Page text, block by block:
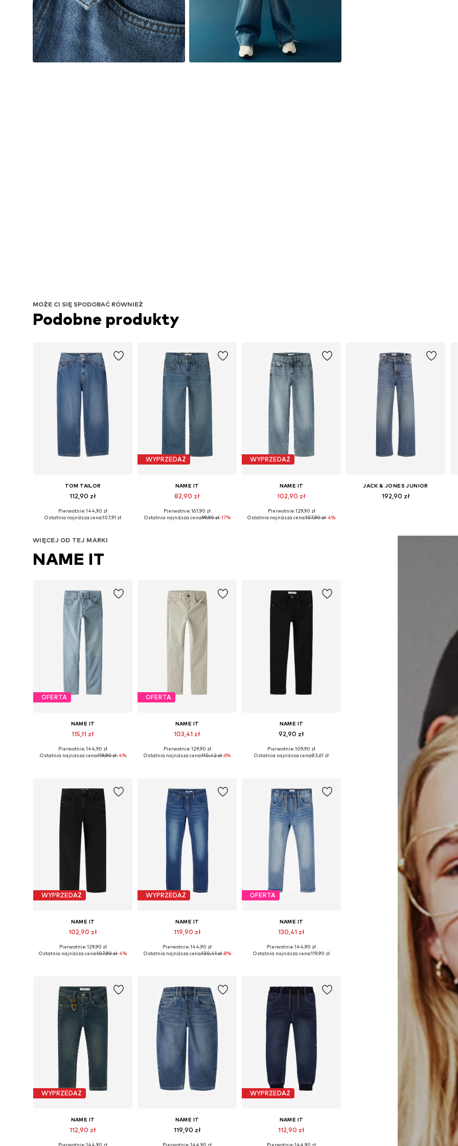
MOŻE CI SIĘ SPODOBAĆ RÓWNIEŻ
Podobne produkty
TOM TAILOR
112,90 zł
Dostępne w różnych rozmiarach
Pierwotnie: 144,90 zł
Ostatnia najniższa cena:107,91 zł
WYPRZEDAŻ
NAME IT
82,90 zł
Dostępne w różnych rozmiarach
Pierwotnie: 167,90 zł
Ostatnia najniższa cena:99,90 zł-17%
WYPRZEDAŻ
NAME IT
102,90 zł
Dostępne w różnych rozmiarach
Pierwotnie: 129,90 zł
Ostatnia najniższa cena:107,90 zł-4%
JACK & JONES JUNIOR
192,90 zł
WIĘCEJ OD TEJ MARKI
NAME IT
OFERTA
NAME IT
115,11 zł
Dostępne w różnych rozmiarach
Pierwotnie: 144,90 zł
Ostatnia najniższa cena:119,90 zł-4%
OFERTA
NAME IT
103,41 zł
Dostępne w różnych rozmiarach
Pierwotnie: 129,90 zł
Ostatnia najniższa cena:110,42 zł-6%
NAME IT
92,90 zł
Dostępne w różnych rozmiarach
Pierwotnie: 109,90 zł
Ostatnia najniższa cena:83,61 zł
WYPRZEDAŻ
NAME IT
102,90 zł
Dostępne w różnych rozmiarach
Pierwotnie: 129,90 zł
Ostatnia najniższa cena:107,90 zł-4%
WYPRZEDAŻ
NAME IT
119,90 zł
Dostępne w różnych rozmiarach
Pierwotnie: 144,90 zł
Ostatnia najniższa cena:130,41 zł-8%
OFERTA
NAME IT
130,41 zł
Dostępne w różnych rozmiarach
Pierwotnie: 144,90 zł
Ostatnia najniższa cena:119,90 zł
WYPRZEDAŻ
NAME IT
112,90 zł
Pierwotnie: 144,90 zł
NAME IT
119,90 zł
Pierwotnie: 144,90 zł
WYPRZEDAŻ
NAME IT
112,90 zł
Pierwotnie: 144,90 zł